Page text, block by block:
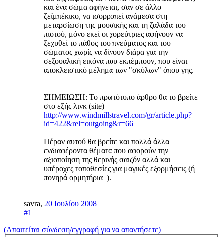
και ένα σώμα αφήνεται, σαν σε άλλο
ζεϊμπέκικο, να ισορροπεί ανάμεσα στη
μεταρσίωση της μουσικής και τη ζαλάδα του
πιοτού, μόνο εκεί οι χορεύτριες αφήνουν να
ξεχυθεί το πάθος του πνεύματος και του
σώματος χωρίς να δίνουν διάρα για την
σεξουαλική εικόνα που εκπέμπουν, που είναι
αποκλειστικό μέλημα των "σκύλων" όπου γης.
ΣΗΜΕΙΩΣΗ: Το πρωτότυπο άρθρο θα το βρείτε
στο εξής λινκ (site)
http://www.windmillstravel.com/gr/article.php?
id=422&rel=outgoing&r=66
Πέραν αυτού θα βρείτε και πολλά άλλα
ενδιαφέροντα θέματα που αφορούν την
αξιοποίηση της θερινής σαιζόν αλλά και
υπέροχες τοποθεσίες για μαγικές εξορμήσεις (ή
πονηρά ορμητήρια ).
savra, 20 Ιουλίου 2008
#1
(Απαιτείται σύνδεση/εγγραφή για να απαντήσετε)